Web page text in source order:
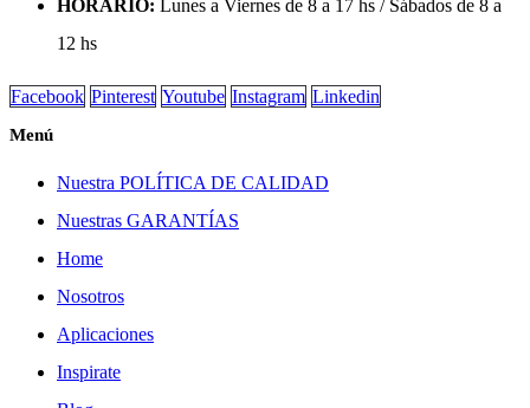
HORARIO: Lunes a Viernes de 8 a 17 hs / Sábados de 8 a
12 hs
Facebook Pinterest Youtube Instagram Linkedin
Menú
Nuestra POLÍTICA DE CALIDAD
Nuestras GARANTÍAS
Home
Nosotros
Aplicaciones
Inspirate